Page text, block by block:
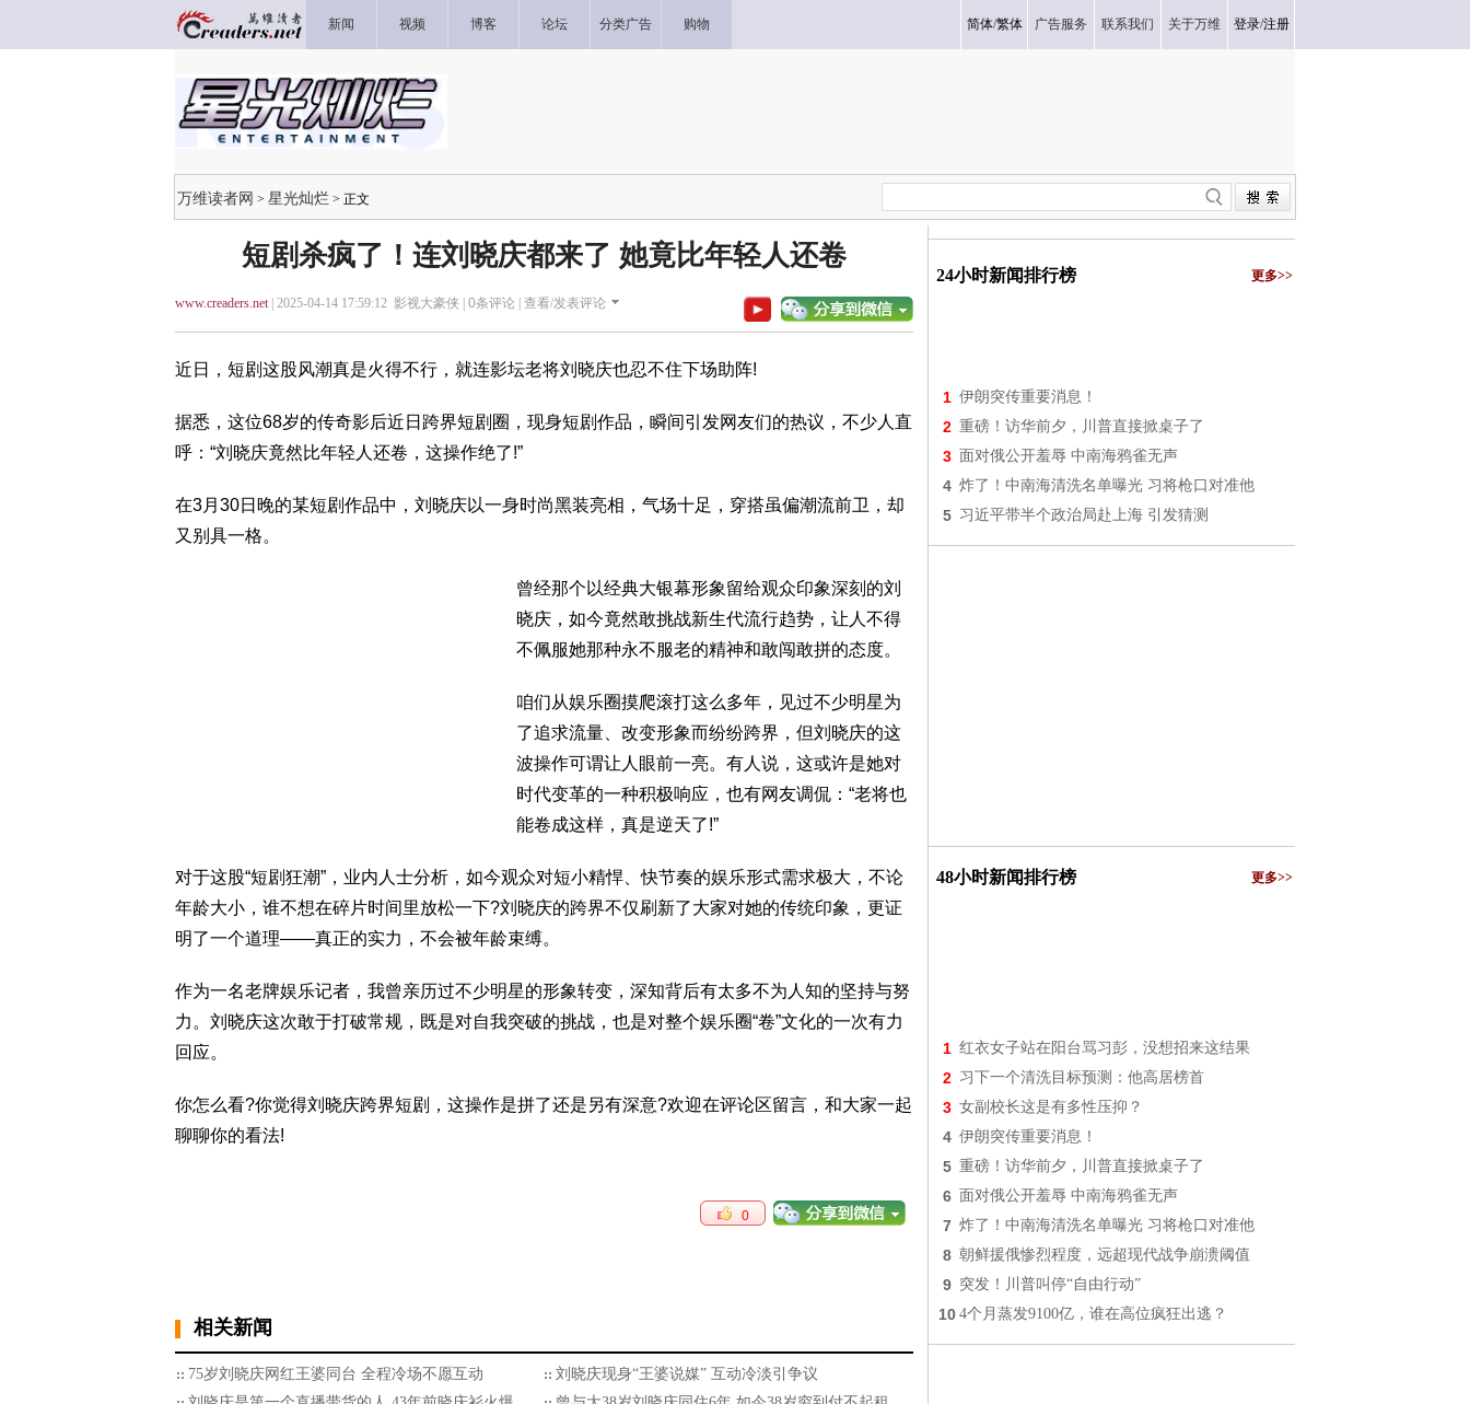
新闻 视频 博客 论坛 分类广告 购物 简体/繁体 广告服务 联系我们 关于万维 登录/注册
万维读者网 > 星光灿烂 > 正文
短剧杀疯了！连刘晓庆都来了 她竟比年轻人还卷
www.creaders.net| 2025-04-14 17:59:12 影视大豪侠 | 0条评论 | 查看/发表评论
近日，短剧这股风潮真是火得不行，就连影坛老将刘晓庆也忍不住下场助阵!
据悉，这位68岁的传奇影后近日跨界短剧圈，现身短剧作品，瞬间引发网友们的热议，不少人直
呼：“刘晓庆竟然比年轻人还卷，这操作绝了!”
在3月30日晚的某短剧作品中，刘晓庆以一身时尚黑装亮相，气场十足，穿搭虽偏潮流前卫，却
又别具一格。
曾经那个以经典大银幕形象留给观众印象深刻的刘
晓庆，如今竟然敢挑战新生代流行趋势，让人不得
不佩服她那种永不服老的精神和敢闯敢拼的态度。
咱们从娱乐圈摸爬滚打这么多年，见过不少明星为
了追求流量、改变形象而纷纷跨界，但刘晓庆的这
波操作可谓让人眼前一亮。有人说，这或许是她对
时代变革的一种积极响应，也有网友调侃：“老将也
能卷成这样，真是逆天了!”
对于这股“短剧狂潮”，业内人士分析，如今观众对短小精悍、快节奏的娱乐形式需求极大，不论
年龄大小，谁不想在碎片时间里放松一下?刘晓庆的跨界不仅刷新了大家对她的传统印象，更证
明了一个道理——真正的实力，不会被年龄束缚。
作为一名老牌娱乐记者，我曾亲历过不少明星的形象转变，深知背后有太多不为人知的坚持与努
力。刘晓庆这次敢于打破常规，既是对自我突破的挑战，也是对整个娱乐圈“卷”文化的一次有力
回应。
你怎么看?你觉得刘晓庆跨界短剧，这操作是拼了还是另有深意?欢迎在评论区留言，和大家一起
聊聊你的看法!
0
相关新闻
75岁刘晓庆网红王婆同台 全程冷场不愿互动
刘晓庆现身“王婆说媒” 互动冷淡引争议
24小时新闻排行榜 更多>>
1 伊朗突传重要消息！
2 重磅！访华前夕，川普直接掀桌子了
3 面对俄公开羞辱 中南海鸦雀无声
4 炸了！中南海清洗名单曝光 习将枪口对准他
5 习近平带半个政治局赴上海 引发猜测
48小时新闻排行榜 更多>>
1 红衣女子站在阳台骂习彭，没想招来这结果
2 习下一个清洗目标预测：他高居榜首
3 女副校长这是有多性压抑？
4 伊朗突传重要消息！
5 重磅！访华前夕，川普直接掀桌子了
6 面对俄公开羞辱 中南海鸦雀无声
7 炸了！中南海清洗名单曝光 习将枪口对准他
8 朝鲜援俄惨烈程度，远超现代战争崩溃阈值
9 突发！川普叫停“自由行动”
10 4个月蒸发9100亿，谁在高位疯狂出逃？